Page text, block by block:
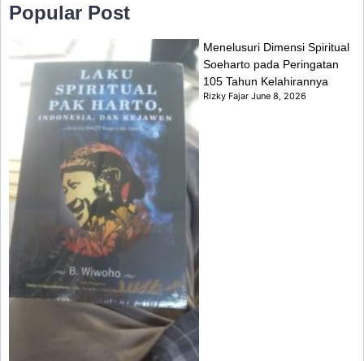
Popular Post
Menelusuri Dimensi Spiritual
Soeharto pada Peringatan
105 Tahun Kelahirannya
Rizky FajarJune 8, 2026